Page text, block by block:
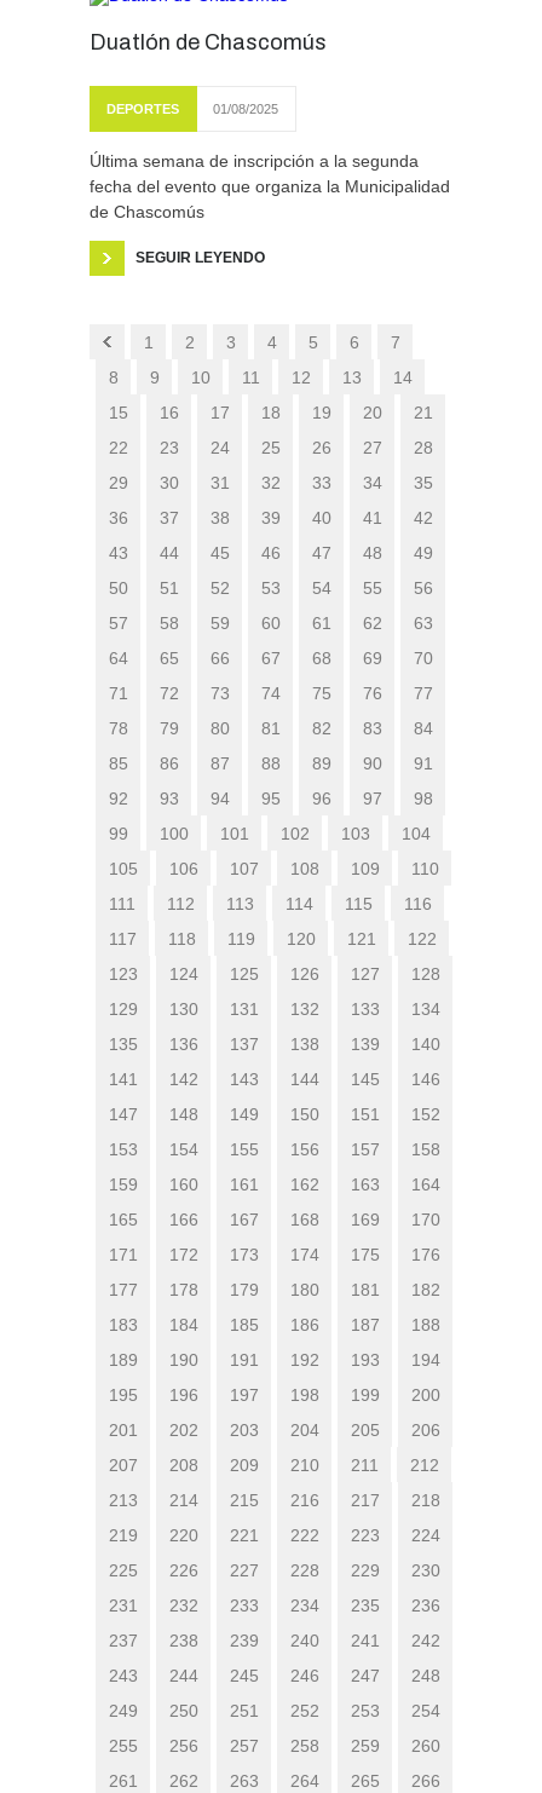
Duatlón de Chascomús
DEPORTES 01/08/2025
Última semana de inscripción a la segunda
fecha del evento que organiza la Municipalidad
de Chascomús
SEGUIR LEYENDO
1 2 3 4 5 6
7
8
9 10 11 12 13
14
15
16 17 18 19 20
21
22
23 24 25 26 27
28
29
30 31 32 33 34
35
36
37 38 39 40 41
42
43
44 45 46 47 48
49
50
51 52 53 54 55
56
57
58 59 60 61 62
63
64
65 66 67 68 69
70
71
72 73 74 75 76
77
78
79 80 81 82 83
84
85
86 87 88 89 90
91
92
93 94 95 96 97
98
99
100 101 102 103
104
105
106 107 108 109
110
111
112 113 114 115
116
117
118 119 120 121
122
123
124 125 126 127
128
129
130 131 132 133
134
135
136 137 138 139
140
141
142 143 144 145
146
147
148 149 150 151
152
153
154 155 156 157
158
159
160 161 162 163
164
165
166 167 168 169
170
171
172 173 174 175
176
177
178 179 180 181
182
183
184 185 186 187
188
189
190 191 192 193
194
195
196 197 198 199
200
201
202 203 204 205
206
207
208 209 210 211
212
213
214 215 216 217
218
219
220 221 222 223
224
225
226 227 228 229
230
231
232 233 234 235
236
237
238 239 240 241
242
243
244 245 246 247
248
249
250 251 252 253
254
255
256 257 258 259
260
261
262 263 264 265
266